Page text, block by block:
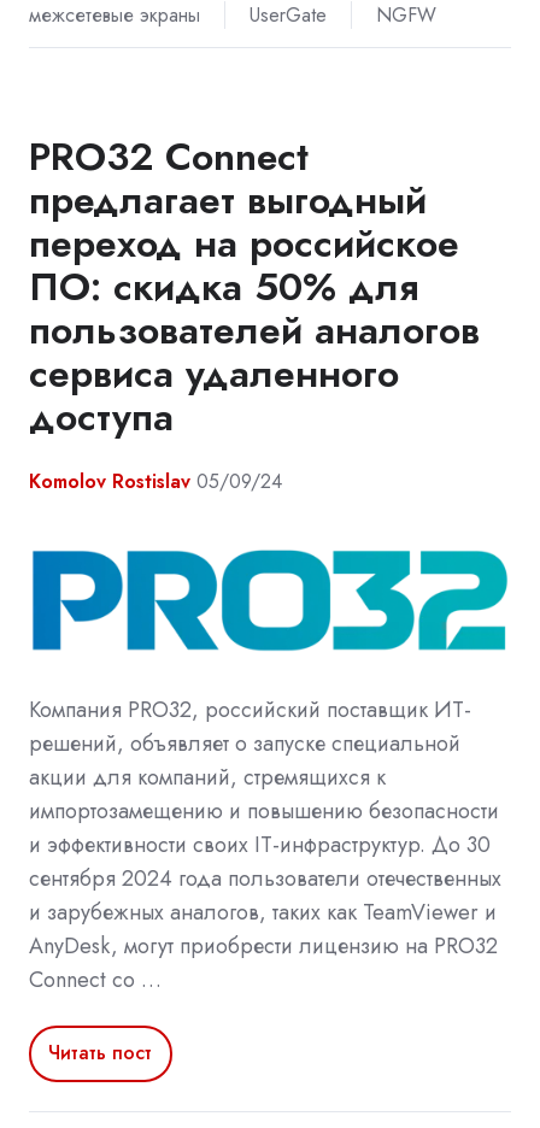
межсетевые экраны UserGate NGFW
PRO32 Connect
предлагает выгодный
переход на российское
ПО: скидка 50% для
пользователей аналогов
сервиса удаленного
доступа
Komolov Rostislav 05/09/24
Компания PRO32, российский поставщик ИТ-
решений, объявляет о запуске специальной
акции для компаний, стремящихся к
импортозамещению и повышению безопасности
и эффективности своих IT-инфраструктур. До 30
сентября 2024 года пользователи отечественных
и зарубежных аналогов, таких как TeamViewer и
AnyDesk, могут приобрести лицензию на PRO32
Connect со …
Читать пост